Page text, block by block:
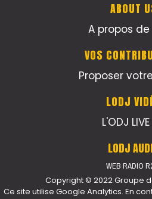
ABOUT
A propos de
VOS
Proposer
LODJ
L'ODJ
LODJ
WEB RADIO
Copyright © 2022 Groupe
Ce site utilise Google Analytics. En